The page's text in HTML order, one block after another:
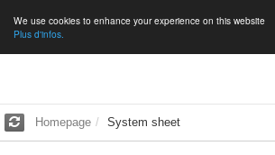
We use cookies to enhance your experience on this website
Plus d'infos.
Homepage System sheet